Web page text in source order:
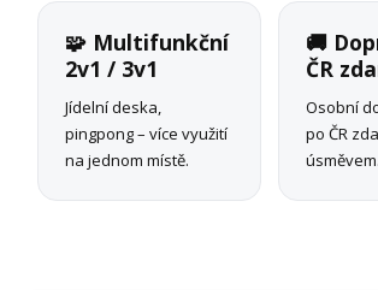
🧩 Multifunkční
2v1 / 3v1
Jídelní deska,
pingpong – více využití
na jednom místě.
🚚
ČR
Osobní
po ČR
úsměvem.